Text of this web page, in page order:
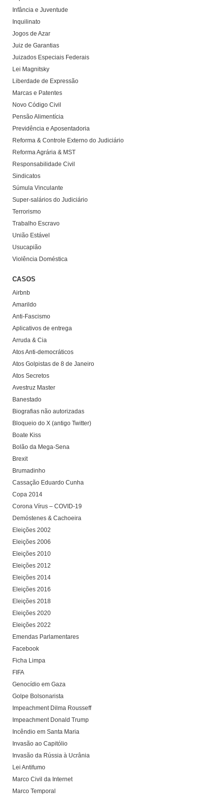
Infância e Juventude
Inquilinato
Jogos de Azar
Juiz de Garantias
Juizados Especiais Federais
Lei Magnitsky
Liberdade de Expressão
Marcas e Patentes
Novo Código Civil
Pensão Alimentícia
Previdência e Aposentadoria
Reforma & Controle Externo do Judiciário
Reforma Agrária & MST
Responsabilidade Civil
Sindicatos
Súmula Vinculante
Super-salários do Judiciário
Terrorismo
Trabalho Escravo
União Estável
Usucapião
Violência Doméstica
CASOS
Airbnb
Amarildo
Anti-Fascismo
Aplicativos de entrega
Arruda & Cia
Atos Anti-democráticos
Atos Golpistas de 8 de Janeiro
Atos Secretos
Avestruz Master
Banestado
Biografias não autorizadas
Bloqueio do X (antigo Twitter)
Boate Kiss
Bolão da Mega-Sena
Brexit
Brumadinho
Cassação Eduardo Cunha
Copa 2014
Corona Vírus – COVID-19
Demóstenes & Cachoeira
Eleições 2002
Eleições 2006
Eleições 2010
Eleições 2012
Eleições 2014
Eleições 2016
Eleições 2018
Eleições 2020
Eleições 2022
Emendas Parlamentares
Facebook
Ficha Limpa
FIFA
Genocídio em Gaza
Golpe Bolsonarista
Impeachment Dilma Rousseff
Impeachment Donald Trump
Incêndio em Santa Maria
Invasão ao Capitólio
Invasão da Rússia à Ucrânia
Lei Antifumo
Marco Civil da Internet
Marco Temporal